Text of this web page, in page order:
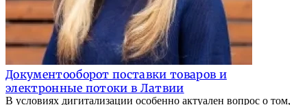
Документооборот поставки товаров и
электронные потоки в Латвии
В условиях дигитализации особенно актуален вопрос о том,